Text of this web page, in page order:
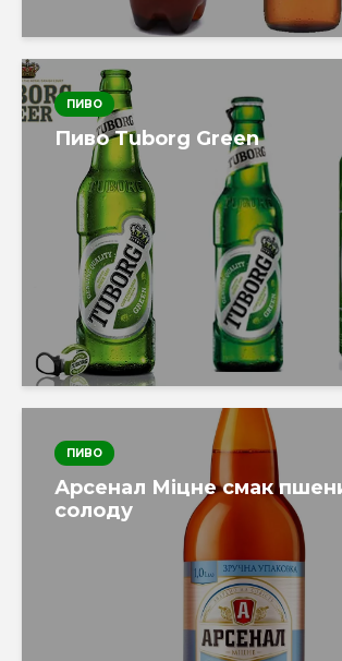
ПИВО
Пиво Tuborg Green
ПИВО
Арсенал Міцне смак
солоду